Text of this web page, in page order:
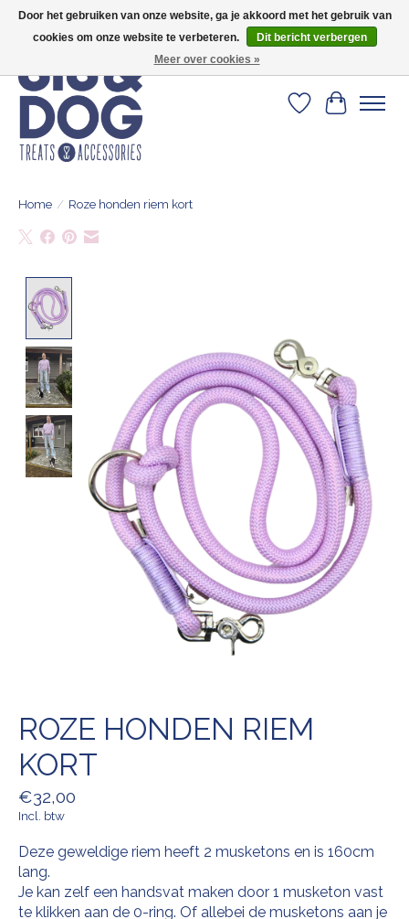
Verlanglijst
Home / Roze honden riem kort
ROZE HONDEN RIEM
KORT
€32,00
Incl. btw
Deze geweldige riem heeft 2 musketons en is 160cm
lang.
Je kan zelf een handsvat maken door 1 musketon vast
te klikken aan de 0-ring. Of allebei de musketons aan je
Door het gebruiken van onze website, ga je akkoord met het gebruik van
cookies om onze website te verbeteren.
Dit bericht verbergen
Meer over cookies »
Geef je hond het kleedje waar 500+ baasjes fan van zijn!